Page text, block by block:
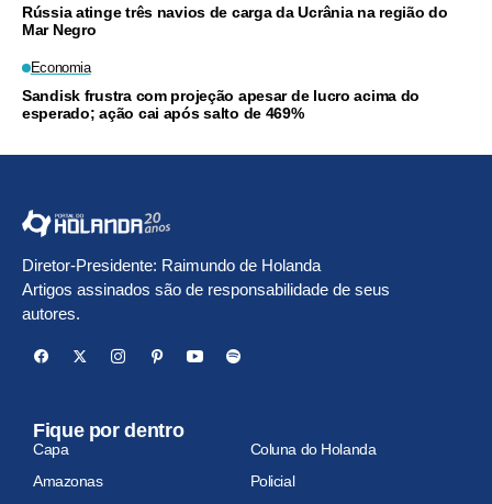
Rússia atinge três navios de carga da Ucrânia na região do
Mar Negro
Economia
Sandisk frustra com projeção apesar de lucro acima do
esperado; ação cai após salto de 469%
Diretor-Presidente: Raimundo de Holanda
Artigos assinados são de responsabilidade de seus
autores.
Fique por dentro
Capa
Coluna do Holanda
Amazonas
Policial